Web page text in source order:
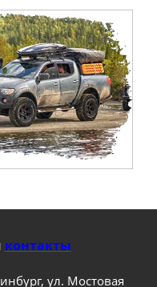
контакты
ул. Мостовая